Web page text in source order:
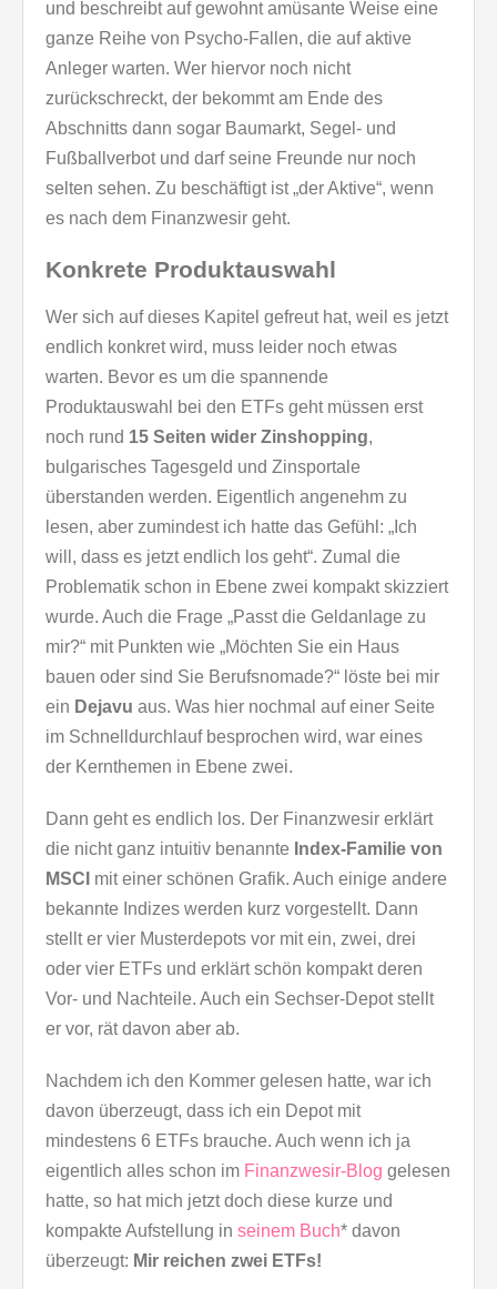
und beschreibt auf gewohnt amüsante Weise eine
ganze Reihe von Psycho-Fallen, die auf aktive
Anleger warten. Wer hiervor noch nicht
zurückschreckt, der bekommt am Ende des
Abschnitts dann sogar Baumarkt, Segel- und
Fußballverbot und darf seine Freunde nur noch
selten sehen. Zu beschäftigt ist „der Aktive“, wenn
es nach dem Finanzwesir geht.
Konkrete Produktauswahl
Wer sich auf dieses Kapitel gefreut hat, weil es jetzt
endlich konkret wird, muss leider noch etwas
warten. Bevor es um die spannende
Produktauswahl bei den ETFs geht müssen erst
noch rund 15 Seiten wider Zinshopping,
bulgarisches Tagesgeld und Zinsportale
überstanden werden. Eigentlich angenehm zu
lesen, aber zumindest ich hatte das Gefühl: „Ich
will, dass es jetzt endlich los geht“. Zumal die
Problematik schon in Ebene zwei kompakt skizziert
wurde. Auch die Frage „Passt die Geldanlage zu
mir?“ mit Punkten wie „Möchten Sie ein Haus
bauen oder sind Sie Berufsnomade?“ löste bei mir
ein Dejavu aus. Was hier nochmal auf einer Seite
im Schnelldurchlauf besprochen wird, war eines
der Kernthemen in Ebene zwei.
Dann geht es endlich los. Der Finanzwesir erklärt
die nicht ganz intuitiv benannte Index-Familie von
MSCI mit einer schönen Grafik. Auch einige andere
bekannte Indizes werden kurz vorgestellt. Dann
stellt er vier Musterdepots vor mit ein, zwei, drei
oder vier ETFs und erklärt schön kompakt deren
Vor- und Nachteile. Auch ein Sechser-Depot stellt
er vor, rät davon aber ab.
Nachdem ich den Kommer gelesen hatte, war ich
davon überzeugt, dass ich ein Depot mit
mindestens 6 ETFs brauche. Auch wenn ich ja
eigentlich alles schon im Finanzwesir-Blog gelesen
hatte, so hat mich jetzt doch diese kurze und
kompakte Aufstellung in seinem Buch* davon
überzeugt: Mir reichen zwei ETFs!